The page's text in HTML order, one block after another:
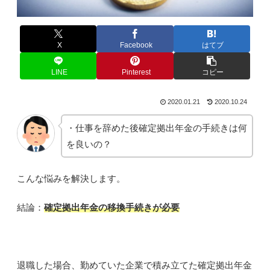
X Facebook はてブ
LINE Pinterest コピー
2020.01.21 2020.10.24
・仕事を辞めた後確定拠出年金の手続きは何
を良いの？
こんな悩みを解決します。
結論：確定拠出年金の移換手続きが必要
退職した場合、勤めていた企業で積み立てた確定拠出年金